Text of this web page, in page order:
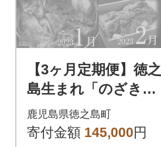
【3ヶ月定期便】徳之
島生まれ「のざき
牛」贅沢スペシャル
定期便
鹿児島県徳之島町
寄付金額 145,000円